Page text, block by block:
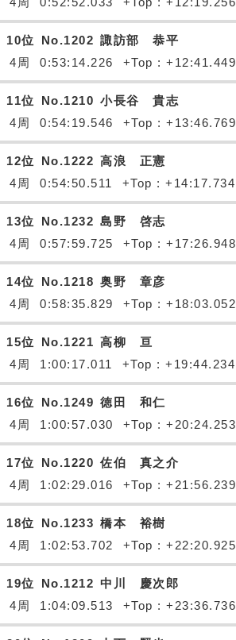
10位 No.1202 諏訪部 恭平
4周
0:53:14.226 +Top : +12:41.449
11位 No.1210 小長谷 貴志
4周
0:54:19.546 +Top : +13:46.769
12位 No.1222 高浪 正憲
4周
0:54:50.511 +Top : +14:17.734
13位 No.1232 島野 啓志
4周
0:57:59.725 +Top : +17:26.948
14位 No.1218 奥野 章彦
4周
0:58:35.829 +Top : +18:03.052
15位 No.1221 高柳 亘
4周
1:00:17.011 +Top : +19:44.234
16位 No.1249 徳田 和仁
4周
1:00:57.030 +Top : +20:24.253
17位 No.1220 佐伯 真之介
4周
1:02:29.016 +Top : +21:56.239
18位 No.1233 橋本 裕樹
4周
1:02:53.702 +Top : +22:20.925
19位 No.1212 中川 慶次郎
4周
1:04:09.513 +Top : +23:36.736